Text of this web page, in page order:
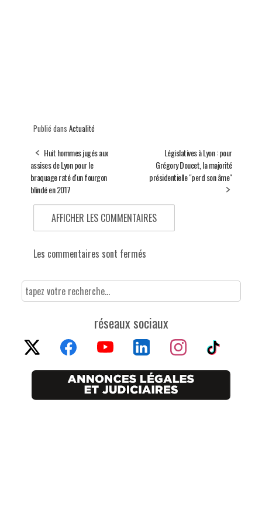
Publié dans Actualité
Huit hommes jugés aux
assises de Lyon pour le
braquage raté d'un fourgon
blindé en 2017
Législatives à Lyon : pour
Grégory Doucet, la majorité
présidentielle "perd son âme"
AFFICHER LES COMMENTAIRES
Les commentaires sont fermés
réseaux sociaux